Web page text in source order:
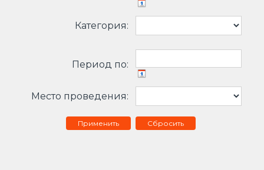
Категория:
Период по:
Место проведения:
Сбросить